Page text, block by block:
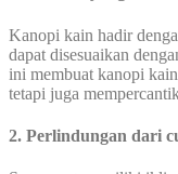
Kanopi kain hadir
dapat disesuaikan
ini membuat kanopi
tetapi juga
2. Perlindungan dari